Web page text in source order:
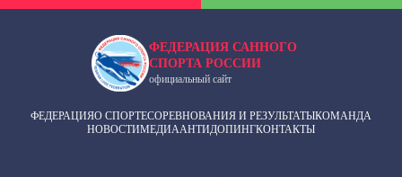
ФЕДЕРАЦИЯ САННОГО
СПОРТА РОССИИ
официальный сайт
ФЕДЕРАЦИЯО СПОРТЕСОРЕВНОВАНИЯ И РЕЗУЛЬТАТЫКОМАНДА
НОВОСТИМЕДИААНТИДОПИНГКОНТАКТЫ